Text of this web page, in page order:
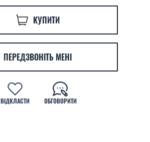
КУПИТИ
ПЕРЕДЗВОНІТЬ МЕНІ
ВІДКЛАСТИ ОБГОВОРИТИ